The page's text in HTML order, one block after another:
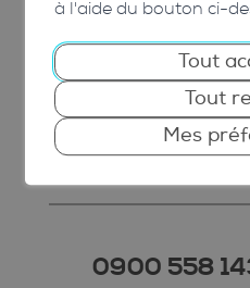
2.-/min)
Pharmacie
0900 558
à l'aide du bouton ci-
Tout
Tout
Mes